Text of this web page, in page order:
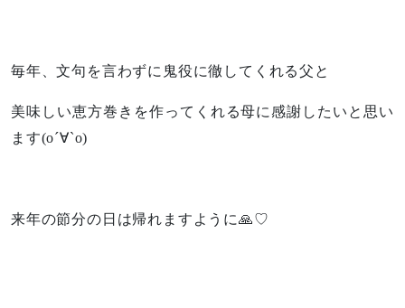
毎年、文句を言わずに鬼役に徹してくれる父と
美味しい恵方巻きを作ってくれる母に感謝したいと思い
ます(о´∀`о)
来年の節分の日は帰れますように🙏♡